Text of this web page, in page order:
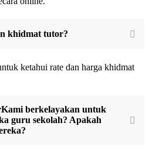
khidmat tutor?
ketahui rate dan harga khidmat
berkelayakan untuk
guru sekolah? Apakah